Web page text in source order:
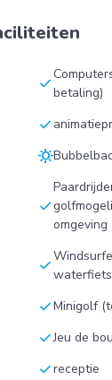
checkbetaling)
check
sunny
check
omgeving
check
checkMinigolf
checkJeu de
checkreceptie